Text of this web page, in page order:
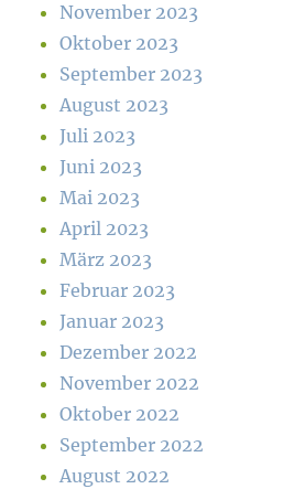
November 2023
Oktober 2023
September 2023
August 2023
Juli 2023
Juni 2023
Mai 2023
April 2023
März 2023
Februar 2023
Januar 2023
Dezember 2022
November 2022
Oktober 2022
September 2022
August 2022